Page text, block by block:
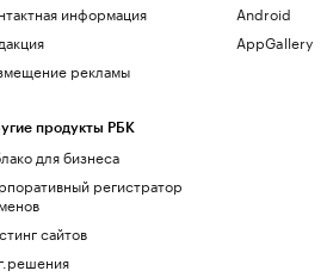
информация
рекламы
продукты РБК
для бизнеса
регистратор
сайтов
Android
AppGallery